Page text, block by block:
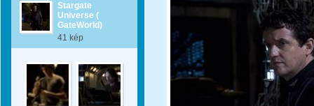
Stargate
Universe (
GateWorld)
41 kép